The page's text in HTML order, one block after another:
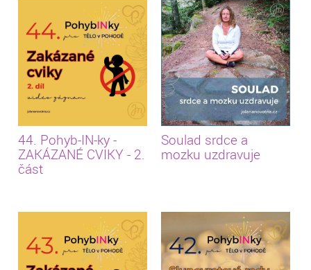
44. Pohyb-IN-ky -
ZAKÁZANÉ CVIKY - 2.
část
Soulad srdce a
mozku uzdravuje